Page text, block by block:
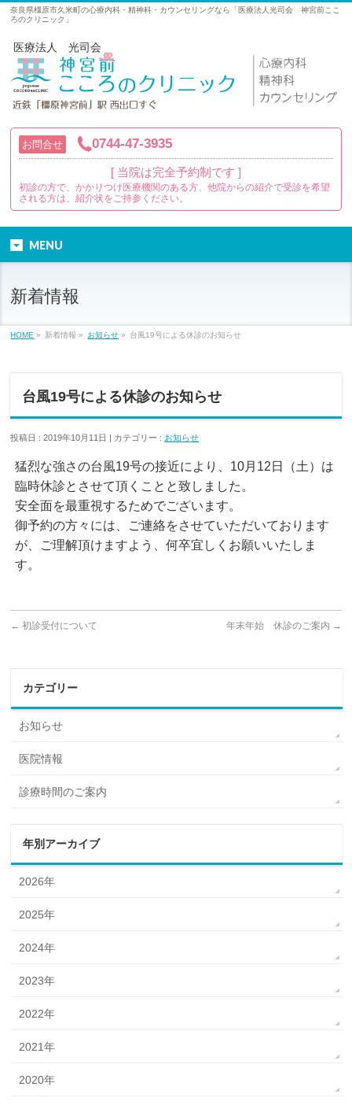
奈良県橿原市久米町の心療内科・精神科・カウンセリングなら「医療法人光司会 神宮前ここ
ろのクリニック」
医療法人 光司会
お問合せ 0744-47-3935
[ 当院は完全予約制です ]
初診の方で、かかりつけ医療機関のある方、他院からの紹介で受診を希望
される方は、紹介状をご持参ください。
MENU
新着情報
HOME » 新着情報 » お知らせ » 台風19号による休診のお知らせ
台風19号による休診のお知らせ
投稿日 : 2019年10月11日 | カテゴリー : お知らせ
猛烈な強さの台風19号の接近により、10月12日（土）は
臨時休診とさせて頂くことと致しました。
安全面を最重視するためでございます。
御予約の方々には、ご連絡をさせていただいております
が、ご理解頂けますよう、何卒宜しくお願いいたしま
す。
← 初診受付について 年末年始 休診のご案内 →
カテゴリー
お知らせ
医院情報
診療時間のご案内
年別アーカイブ
2026年
2025年
2024年
2023年
2022年
2021年
2020年